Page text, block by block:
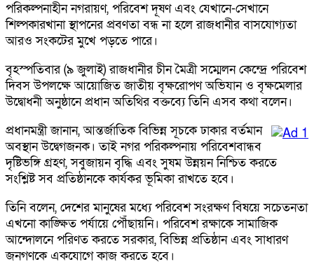
পরিকল্পনাহীন নগরায়ণ, পরিবেশ দূষণ এবং যেখানে-সেখানে
শিল্পকারখানা স্থাপনের প্রবণতা বন্ধ না হলে রাজধানীর বাসযোগ্যতা
আরও সংকটের মুখে পড়তে পারে।
বৃহস্পতিবার (৯ জুলাই) রাজধানীর চীন মৈত্রী সম্মেলন কেন্দ্রে পরিবেশ
দিবস উপলক্ষে আয়োজিত জাতীয় বৃক্ষরোপণ অভিযান ও বৃক্ষমেলার
উদ্বোধনী অনুষ্ঠানে প্রধান অতিথির বক্তব্যে তিনি এসব কথা বলেন।
প্রধানমন্ত্রী জানান, আন্তর্জাতিক বিভিন্ন সূচকে ঢাকার বর্তমান
অবস্থান উদ্বেগজনক। তাই নগর পরিকল্পনায় পরিবেশবান্ধব
দৃষ্টিভঙ্গি গ্রহণ, সবুজায়ন বৃদ্ধি এবং সুষম উন্নয়ন নিশ্চিত করতে
সংশ্লিষ্ট সব প্রতিষ্ঠানকে কার্যকর ভূমিকা রাখতে হবে।
তিনি বলেন, দেশের মানুষের মধ্যে পরিবেশ সংরক্ষণ বিষয়ে সচেতনতা
এখনো কাঙ্ক্ষিত পর্যায়ে পৌঁছায়নি। পরিবেশ রক্ষাকে সামাজিক
আন্দোলনে পরিণত করতে সরকার, বিভিন্ন প্রতিষ্ঠান এবং সাধারণ
জনগণকে একযোগে কাজ করতে হবে।